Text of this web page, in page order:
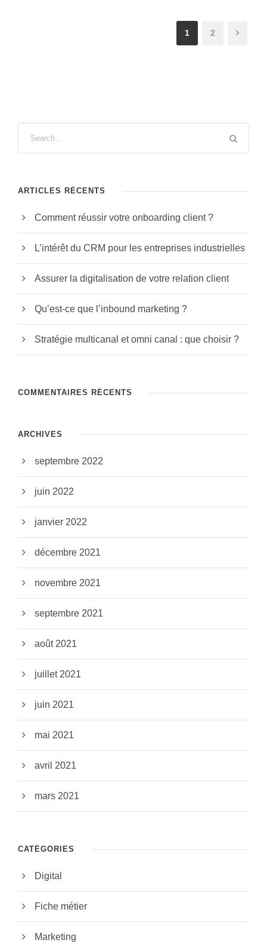
1 2
ARTICLES RÉCENTS
Comment réussir votre onboarding client ?
L’intérêt du CRM pour les entreprises industrielles
Assurer la digitalisation de votre relation client
Qu’est-ce que l’inbound marketing ?
Stratégie multicanal et omni canal : que choisir ?
COMMENTAIRES RÉCENTS
ARCHIVES
septembre 2022
juin 2022
janvier 2022
décembre 2021
novembre 2021
septembre 2021
août 2021
juillet 2021
juin 2021
mai 2021
avril 2021
mars 2021
CATÉGORIES
Digital
Fiche métier
Marketing